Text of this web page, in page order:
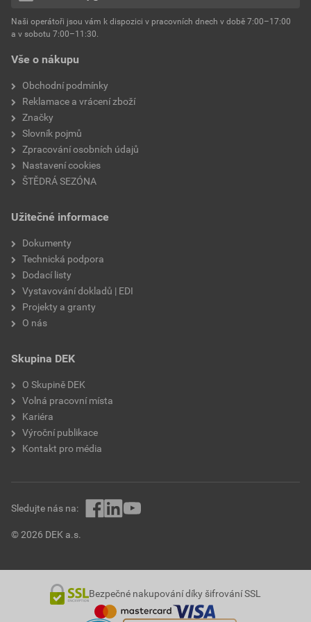
Environmentální prohlášení výrobku
Stáhnout
Velikost
hmotnost 25 kg
typ výrobku
faktor difuzního odporu
Vše o nákupu
Obchodní podmínky
Reklamace a vrácení zboží
Značky
Slovník pojmů
Zpracování osobních údajů
Nastavení cookies
ŠTĚDRÁ SEZÓNA
Užitečné informace
Dokumenty
Technická podpora
Dodací listy
Vystavování dokladů | EDI
Projekty a granty
O nás
Skupina DEK
O Skupině DEK
Volná pracovní místa
Kariéra
Výroční publikace
Kontakt pro média
Naši operátoři jsou vám k dispozici v pracovních dnech v době 7:00–17:00
a v sobotu 7:00–11:30.
© 2026 DEK a.s.
Sledujte nás na:
Bezpečné nakupování díky šifrování SSL